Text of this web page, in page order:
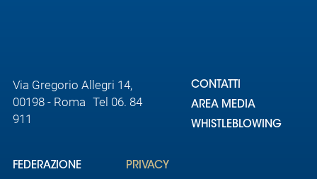
Via Gregorio Allegri 14,
00198 - Roma Tel 06. 84
911
CONTATTI
AREA MEDIA
WHISTLEBLOWING
FEDERAZIONE
PRIVACY